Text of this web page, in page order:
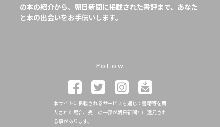
の本の紹介から、朝日新聞に掲載された書評まで、あなた
と本の出会いをお手伝いします。
Follow
本サイトに掲載されるサービスを通じて書籍等を購
入された場合、売上の一部が朝日新聞社に還元され
る事があります。